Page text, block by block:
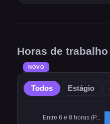
Horas de
NOVO
Todos Estágio